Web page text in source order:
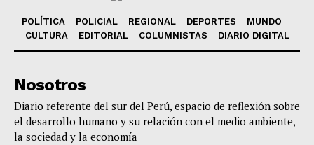
POLÍTICA POLICIAL REGIONAL DEPORTES
MUNDO
CULTURA
EDITORIAL COLUMNISTAS DIARIO DIGITAL
Nosotros
Diario referente del sur del Perú, espacio de reflexión sobre
el desarrollo humano y su relación con el medio ambiente,
la sociedad y la economía